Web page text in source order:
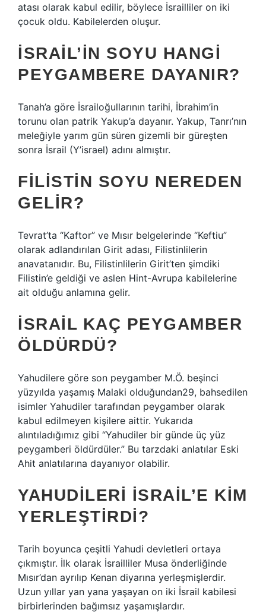
atası olarak kabul edilir, böylece İsrailliler on iki
çocuk oldu. Kabilelerden oluşur.
İSRAIL’IN SOYU HANGI
PEYGAMBERE DAYANIR?
Tanah’a göre İsrailoğullarının tarihi, İbrahim’in
torunu olan patrik Yakup’a dayanır. Yakup, Tanrı’nın
meleğiyle yarım gün süren gizemli bir güreşten
sonra İsrail (Y’israel) adını almıştır.
FILISTIN SOYU NEREDEN
GELIR?
Tevrat’ta “Kaftor” ve Mısır belgelerinde “Keftiu”
olarak adlandırılan Girit adası, Filistinlilerin
anavatanıdır. Bu, Filistinlilerin Girit’ten şimdiki
Filistin’e geldiği ve aslen Hint-Avrupa kabilelerine
ait olduğu anlamına gelir.
İSRAIL KAÇ PEYGAMBER
ÖLDÜRDÜ?
Yahudilere göre son peygamber M.Ö. beşinci
yüzyılda yaşamış Malaki olduğundan29, bahsedilen
isimler Yahudiler tarafından peygamber olarak
kabul edilmeyen kişilere aittir. Yukarıda
alıntıladığımız gibi “Yahudiler bir günde üç yüz
peygamberi öldürdüler.” Bu tarzdaki anlatılar Eski
Ahit anlatılarına dayanıyor olabilir.
YAHUDILERI İSRAIL’E KIM
YERLEŞTIRDI?
Tarih boyunca çeşitli Yahudi devletleri ortaya
çıkmıştır. İlk olarak İsrailliler Musa önderliğinde
Mısır’dan ayrılıp Kenan diyarına yerleşmişlerdir.
Uzun yıllar yan yana yaşayan on iki İsrail kabilesi
birbirlerinden bağımsız yaşamışlardır.